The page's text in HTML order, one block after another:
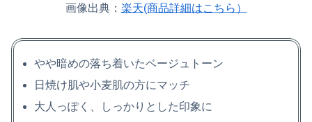
画像出典： 楽天(商品詳細はこちら）
やや暗めの落ち着いたベージュトーン
日焼け肌や小麦肌の方にマッチ
大人っぽく、しっかりとした印象に